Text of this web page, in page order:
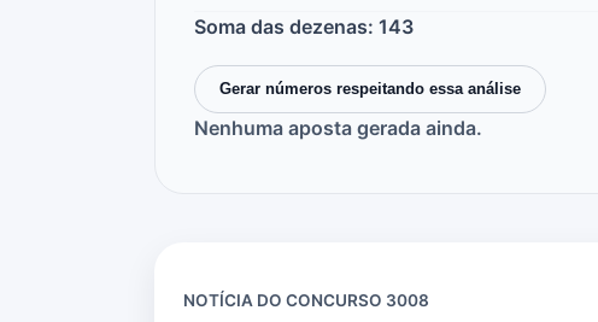
Soma das dezenas: 143
Gerar números respeitando essa análise
Nenhuma aposta gerada ainda.
NOTÍCIA DO CONCURSO 3008